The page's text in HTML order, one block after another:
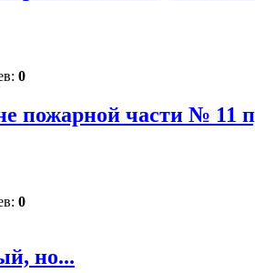
0
пожарной части № 11
0
но...